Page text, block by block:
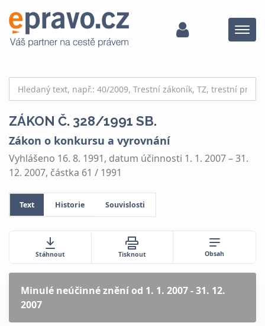
Menu
ZÁKON Č. 328/1991 SB.
Zákon o konkursu a vyrovnání
Vyhlášeno 16. 8. 1991, datum účinnosti 1. 1. 2007 – 31.
12. 2007, částka 61 / 1991
Text Historie Souvislosti
Stáhnout Tisknout Obsah
Minulé neúčinné zněníod 1. 1. 2007 - 31. 12.
2007